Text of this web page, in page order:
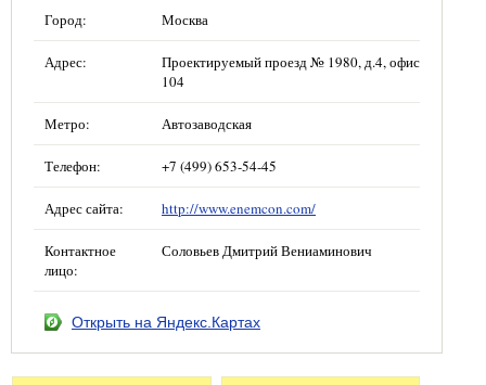
Город: Москва
Адрес:
Проектируемый проезд № 1980, д.4, офис
104
Метро: Автозаводская
Телефон: +7 (499) 653-54-45
Адрес сайта: http://www.enemcon.com/
Контактное
лицо:
Соловьев Дмитрий Вениаминович
Открыть на Яндекс.Картах